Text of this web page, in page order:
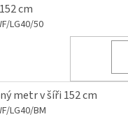
cm
LG40/50
metr v šíři 152 cm
LG40/BM